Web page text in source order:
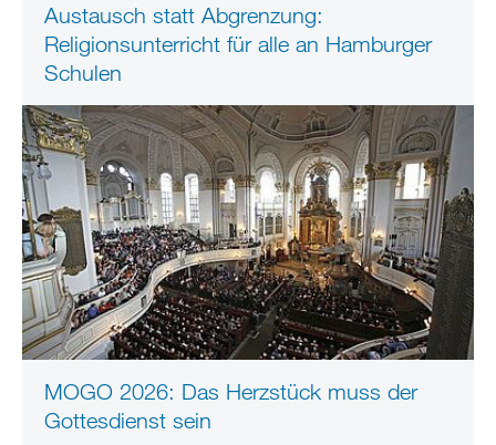
Austausch statt Abgrenzung:
Religionsunterricht für alle an Hamburger
Schulen
MOGO 2026: Das Herzstück muss der
Gottesdienst sein